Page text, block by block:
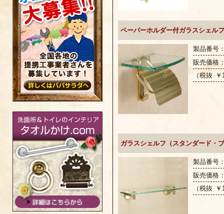
ペーパーホルダー付ガラスシェル
製品番号
販売価格
（税抜
ガラスシェルフ（スタンダード・
製品番号
販売価格
（税抜